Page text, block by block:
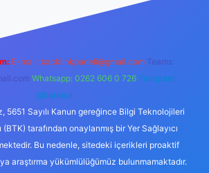
E-mail: backlinkpaneli@gmail.com Teams:
Whatsapp: 0262 606 0 726 Telegram:
@karabul
5651 Sayılı Kanun gereğince Bilgi Teknolojileri
tarafından onaylanmış bir Yer Sağlayıcı
Bu nedenle, sitedeki içerikleri proaktif
araştırma yükümlülüğümüz bulunmamaktadır.